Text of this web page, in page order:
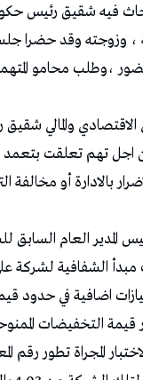
فيه شقيق رئيس
، وزوجته وقد حضرا
،وطلب محامو
الاقتصادي والمالي
من اجل تهم تعلقت
بالادارة أو مخالفة
المدير العام السابق
مبدأ الشفافية
اضافية في حدود
المجراة تطور رقم